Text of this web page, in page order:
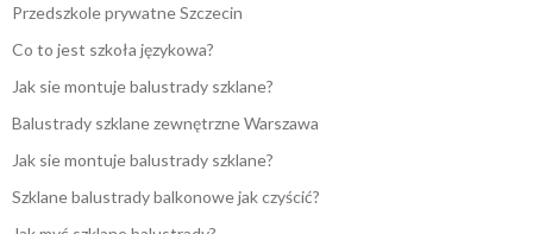
Przedszkole prywatne Szczecin
Co to jest szkoła językowa?
Jak sie montuje balustrady szklane?
Balustrady szklane zewnętrzne Warszawa
Jak sie montuje balustrady szklane?
Szklane balustrady balkonowe jak czyścić?